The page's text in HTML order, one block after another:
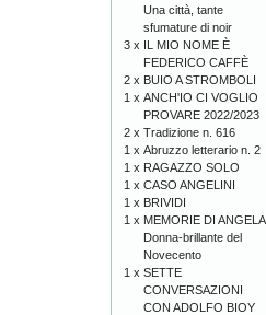
Una città, tante
sfumature di noir
3 x IL MIO NOME È
FEDERICO CAFFÈ
2 x BUIO A STROMBOLI
1 x ANCH'IO CI VOGLIO
PROVARE 2022/2023
2 x Tradizione n. 616
1 x Abruzzo letterario n. 2
1 x RAGAZZO SOLO
1 x CASO ANGELINI
1 x BRIVIDI
1 x MEMORIE DI ANGELA
Donna-brillante del
Novecento
1 x SETTE
CONVERSAZIONI
CON ADOLFO BIOY